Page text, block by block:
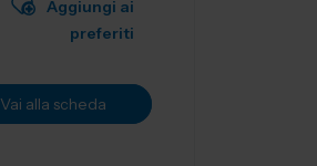
Aggiungi ai
preferiti
Vai alla scheda